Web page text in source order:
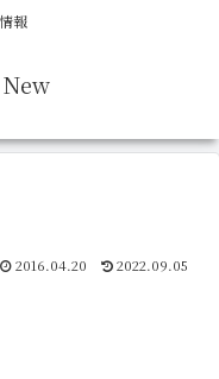
報
2016.04.20 2022.09.05